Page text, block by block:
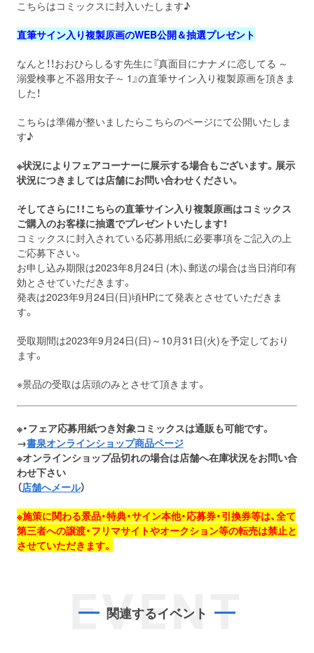
こちらはコミックスに封入いたします♪
直筆サイン入り複製原画のWEB公開＆抽選プレゼント
なんと！！おおひらしるす先生に『真面目にナナメに恋してる ～
溺愛検事と不器用女子～ 1』の直筆サイン入り複製原画を頂きま
した！
こちらは準備が整いましたらこちらのページにて公開いたしま
す♪
※状況によりフェアコーナーに展示する場合もございます。展示
状況につきましては店舗にお問い合わせください。
そしてさらに！！こちらの直筆サイン入り複製原画はコミックス
ご購入のお客様に抽選でプレゼントいたします！
コミックスに封入されている応募用紙に必要事項をご記入の上
ご応募下さい。
お申し込み期限は2023年8月24日 (木)、郵送の場合は当日消印有
効とさせていただきます。
発表は2023年9月24日(日)頃HPにて発表とさせていただきま
す。
受取期間は2023年9月24日(日)～10月31日(火)を予定しており
ます。
※景品の受取は店頭のみとさせて頂きます。
※・フェア応募用紙つき対象コミックスは通販も可能です。
→書泉オンラインショップ商品ページ
※オンラインショップ品切れの場合は店舗へ在庫状況をお問い合
わせ下さい
（店舗へメール）
※施策に関わる景品・特典・サイン本他・応募券・引換券等は、全て
第三者への譲渡・フリマサイトやオークション等の転売は禁止と
させていただきます。
EVENT
関連するイベント